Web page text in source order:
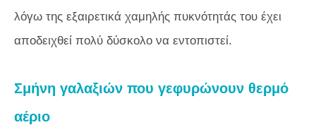
λόγω της εξαιρετικά χαμηλής πυκνότητάς του έχει
αποδειχθεί πολύ δύσκολο να εντοπιστεί.
Σμήνη γαλαξιών που γεφυρώνουν θερμό
αέριο